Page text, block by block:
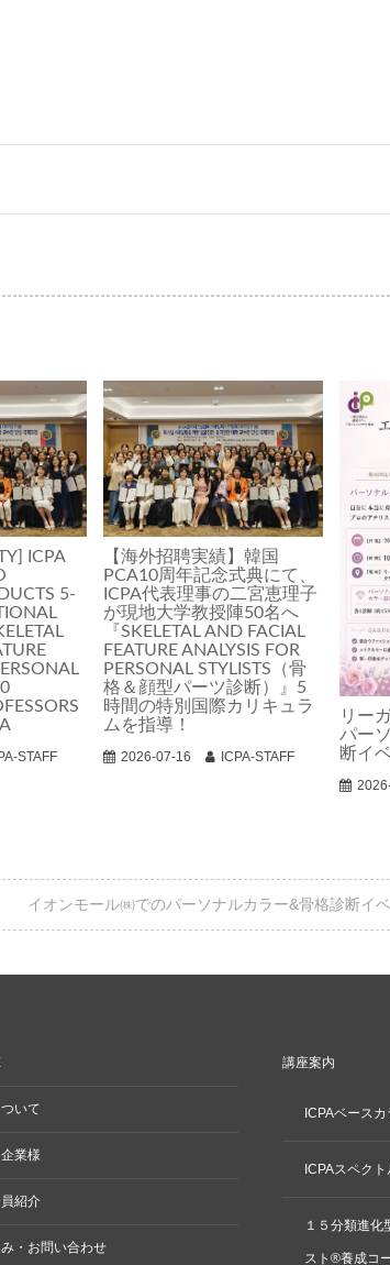
ICPA
5-
STAFF
【海外招聘実績】韓国
PCA10周年記念式典にて、
ICPA代表理事の二宮恵理子
が現地大学教授陣50名へ
『SKELETAL AND FACIAL
FEATURE ANALYSIS FOR
PERSONAL STYLISTS（骨
格＆顔型パーツ診断）』5
時間の特別国際カリキュラ
ムを指導！
2026-07-16 ICPA-STAFF
リー
パー
断イ
イオンモール㈱でのパーソナルカラー&骨格診断イ
いて
業様
紹介
・お問い合わせ
講座案内
ICPAベース
ICPAスペク
１５分類進化
スト®養成コ